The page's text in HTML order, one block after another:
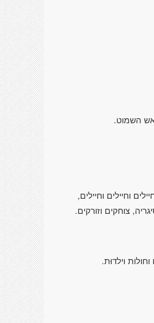
השמוט.
וחיילים וחיילים,
צוחקים וזורקים.
וילדוּת.